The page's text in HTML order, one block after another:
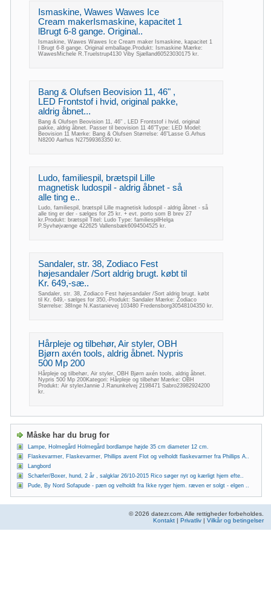
Ismaskine, Wawes Wawes Ice
Cream makerIsmaskine, kapacitet 1
lBrugt 6-8 gange. Original..
Ismaskine, Wawes Wawes Ice Cream maker Ismaskine, kapacitet 1
l Brugt 6-8 gange. Original emballage.Produkt: Ismaskine Mærke:
WawesMichele R.Truelstrup4130 Viby Sjælland60523030175 kr.
Bang & Olufsen Beovision 11, 46" ,
LED Frontstof i hvid, original pakke,
aldrig åbnet...
Bang & Olufsen Beovision 11, 46" , LED Frontstof i hvid, original
pakke, aldrig åbnet. Passer til beovision 11 46"Type: LED Model:
Beovision 11 Mærke: Bang & Olufsen Størrelse: 46"Lasse G.Arhus
N8200 Aarhus N27599363350 kr.
Ludo, familiespil, brætspil Lille
magnetisk ludospil - aldrig åbnet - så
alle ting e..
Ludo, familiespil, brætspil Lille magnetisk ludospil - aldrig åbnet - så
alle ting er der - sælges for 25 kr. + evt. porto som B brev 27
kr.Produkt: brætspil Titel: Ludo Type: familiespilHelga
P.Syvhøjvænge 422625 Vallensbæk6094504525 kr.
Sandaler, str. 38, Zodiaco Fest
højesandaler /Sort aldrig brugt. købt til
Kr. 649,-sæ..
Sandaler, str. 38, Zodiaco Fest højesandaler /Sort aldrig brugt. købt
til Kr. 649,- sælges for 350,-Produkt: Sandaler Mærke: Zodiaco
Størrelse: 38Inge N.Kastanievej 103480 Fredensborg30548104350 kr.
Hårpleje og tilbehør, Air styler, OBH
Bjørn axén tools, aldrig åbnet. Nypris
500 Mp 200
Hårpleje og tilbehør, Air styler, OBH Bjørn axén tools, aldrig åbnet.
Nypris 500 Mp 200Kategori: Hårpleje og tilbehør Mærke: OBH
Produkt: Air stylerJannie J.Ranunkelvej 2198471 Sabro23982924200
kr.
Måske har du brug for
Lampe, Holmegård Holmegård bordlampe højde 35 cm diameter 12 cm.
Flaskevarmer, Flaskevarmer, Phillips avent Flot og velholdt flaskevarmer fra Phillips A..
Langbord
Schæfer/Boxer, hund, 2 år , salgklar 26/10-2015 Rico søger nyt og kærligt hjem efte..
Pude, By Nord Sofapude - pæn og velholdt fra Ikke ryger hjem. ræven er solgt - elgen ..
© 2026 datezr.com. Alle rettigheder forbeholdes.
Kontakt | Privatliv | Vilkår og betingelser